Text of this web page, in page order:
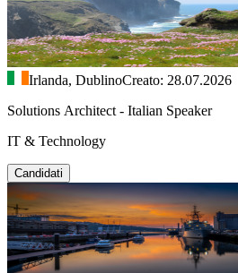
Irlanda, DublinoCreato: 28.07.2026
Solutions Architect - Italian Speaker
IT & Technology
Candidati